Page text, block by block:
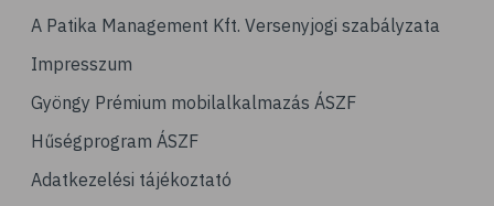
# tél
# vérnyomásmérés
# kardiológia
A Patika Management Kft. Versenyjogi szabályzata
Impresszum
Gyöngy Prémium mobilalkalmazás ÁSZF
Hűségprogram ÁSZF
Adatkezelési tájékoztató